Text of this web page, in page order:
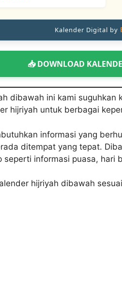
Kalender Digital by
📥 DOWNLOAD
dibawah ini kami
hijriyah untuk berbagai
informasi yang
ditempat yang tepat.
seperti informasi puasa, hari
hijriyah dibawah